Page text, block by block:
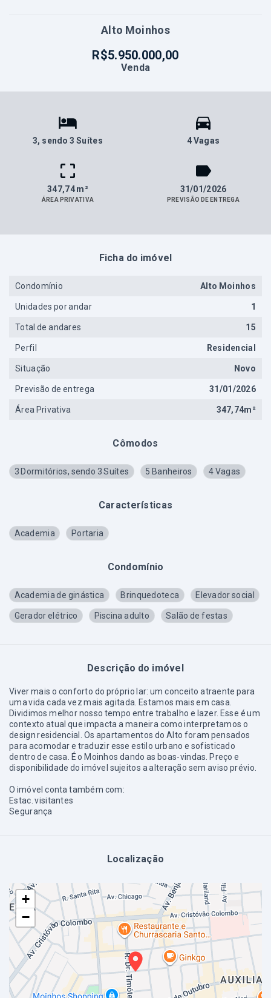
Alto Moinhos
R$5.950.000,00
Venda
3, sendo 3 Suítes 4 Vagas
347,74 m²
ÁREA PRIVATIVA
31/01/2026
PREVISÃO DE ENTREGA
Cômodos
3 Dormitórios, sendo 3 Suítes 5 Banheiros 4 Vagas
Características
Academia Portaria
Condomínio
Academia de ginástica Brinquedoteca Elevador social
Gerador elétrico Piscina adulto Salão de festas
Descrição do imóvel
Viver mais o conforto do próprio lar: um conceito atraente para
uma vida cada vez mais agitada. Estamos mais em casa.
Dividimos melhor nosso tempo entre trabalho e lazer. Esse é um
contexto atual que impacta a maneira como interpretamos o
design residencial. Os apartamentos do Alto foram pensados
para acomodar e traduzir esse estilo urbano e sofisticado
dentro de casa. É o Moinhos dando as boas-vindas. Preço e
disponibilidade do imóvel sujeitos a alteração sem aviso prévio.
O imóvel conta também com:
Estac. visitantes
Segurança
Localização
+
−
Ficha do imóvel
Condomínio Alto Moinhos
Unidades por andar 1
Total de andares 15
Perfil Residencial
Situação Novo
Previsão de entrega 31/01/2026
Área Privativa 347,74m²